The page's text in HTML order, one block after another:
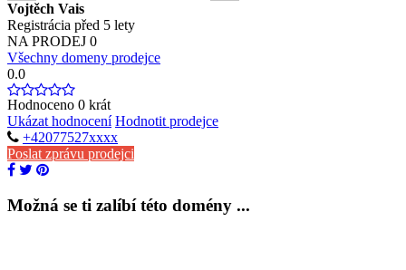
Vojtěch Vais
Registrácia před 5 lety
NA PRODEJ 0
Všechny domeny prodejce
0.0
Hodnoceno 0 krát
Ukázat hodnocení Hodnotit prodejce
+42077527xxxx
Poslat zprávu prodejci
Možná se ti zalíbí této domény ...